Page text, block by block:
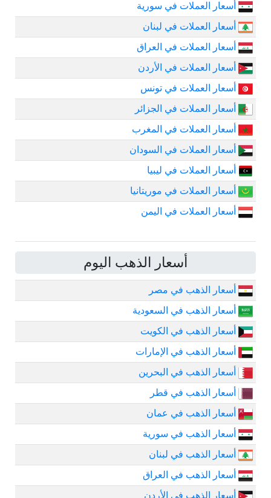
أسعار العملات في سورية
أسعار العملات في لبنان
أسعار العملات في العراق
أسعار العملات في الأردن
أسعار العملات في تونس
أسعار العملات في الجزائر
أسعار العملات في المغرب
أسعار العملات في السودان
أسعار العملات في ليبيا
أسعار العملات في موريتانيا
أسعار العملات في اليمن
أسعار الذهب اليوم
أسعار الذهب في مصر
أسعار الذهب في السعودية
أسعار الذهب في الكويت
أسعار الذهب في الإمارات
أسعار الذهب في البحرين
أسعار الذهب في قطر
أسعار الذهب في عمان
أسعار الذهب في سورية
أسعار الذهب في لبنان
أسعار الذهب في العراق
أسعار الذهب في الأردن